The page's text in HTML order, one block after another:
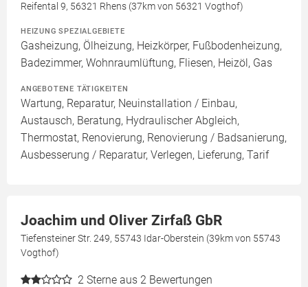
Reifental 9, 56321 Rhens (37km von 56321 Vogthof)
HEIZUNG SPEZIALGEBIETE
Gasheizung, Ölheizung, Heizkörper, Fußbodenheizung,
Badezimmer, Wohnraumlüftung, Fliesen, Heizöl, Gas
ANGEBOTENE TÄTIGKEITEN
Wartung, Reparatur, Neuinstallation / Einbau,
Austausch, Beratung, Hydraulischer Abgleich,
Thermostat, Renovierung, Renovierung / Badsanierung,
Ausbesserung / Reparatur, Verlegen, Lieferung, Tarif
Joachim und Oliver Zirfaß GbR
Tiefensteiner Str. 249, 55743 Idar-Oberstein (39km von 55743
Vogthof)
2 Sterne aus 2 Bewertungen